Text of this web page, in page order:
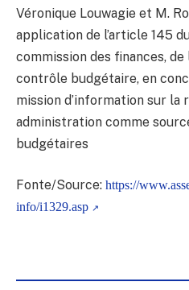
Véronique Louwagie et M.
application de l’article 145
commission des finances,
contrôle budgétaire, en
mission d’information sur la
administration comme
budgétaires
Fonte/Source: https://
info/i1329.asp